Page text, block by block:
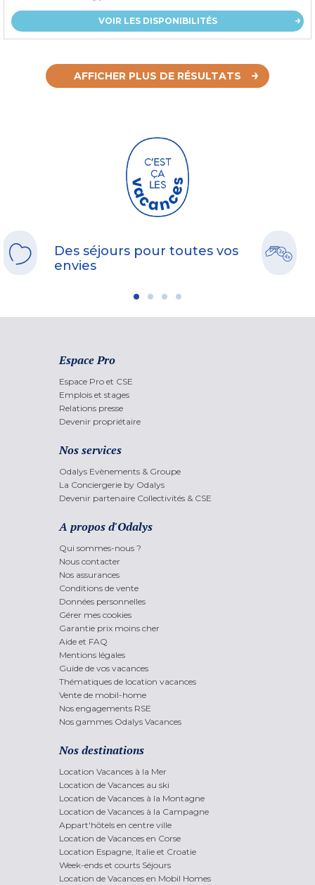
VOIR LES DISPONIBILITÉS
AFFICHER PLUS DE RÉSULTATS
Des séjours pour toutes vos
envies
Espace Pro
Espace Pro et CSE
Emplois et stages
Relations presse
Devenir propriétaire
Nos services
Odalys Evènements & Groupe
La Conciergerie by Odalys
Devenir partenaire Collectivités & CSE
A propos d'Odalys
Qui sommes-nous ?
Nous contacter
Nos assurances
Conditions de vente
Données personnelles
Gérer mes cookies
Garantie prix moins cher
Aide et FAQ
Mentions légales
Guide de vos vacances
Thématiques de location vacances
Vente de mobil-home
Nos engagements RSE
Nos gammes Odalys Vacances
Nos destinations
Location Vacances à la Mer
Location de Vacances au ski
Location de Vacances à la Montagne
Location de Vacances à la Campagne
Appart'hôtels en centre ville
Location de Vacances en Corse
Location Espagne, Italie et Croatie
Week-ends et courts Séjours
Location de Vacances en Mobil Homes